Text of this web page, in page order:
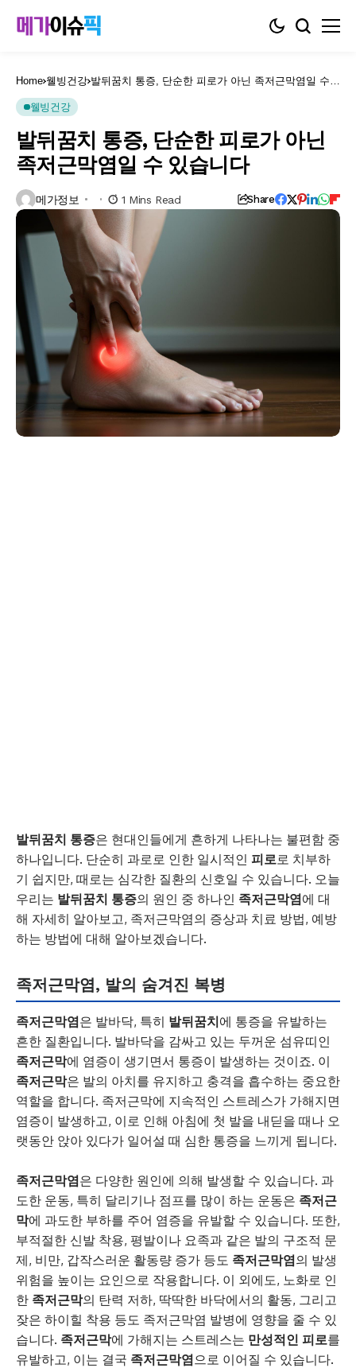
Home 웰빙건강 발뒤꿈치 통증, 단순한 피로가 아닌 족저근막염일 수
웰빙건강
발뒤꿈치 통증, 단순한 피로가 아닌
족저근막염일 수 있습니다
메가정보 1 Mins Read Share
발뒤꿈치 통증은 현대인들에게 흔하게 나타나는 불편함 중
하나입니다. 단순히 과로로 인한 일시적인 피로 로 치부하
기 쉽지만, 때로는 심각한 질환의 신호일 수 있습니다. 오늘
우리는 발뒤꿈치 통증의 원인 중 하나인 족저근막염에 대
해 자세히 알아보고, 족저근막염의 증상과 치료 방법, 예방
하는 방법에 대해 알아보겠습니다.
족저근막염, 발의 숨겨진 복병
족저근막염은 발바닥, 특히 발뒤꿈치에 통증을 유발하는
흔한 질환입니다. 발바닥을 감싸고 있는 두꺼운 섬유띠인
족저근막에 염증이 생기면서 통증이 발생하는 것이죠. 이
족저근막은 발의 아치를 유지하고 충격을 흡수하는 중요한
역할을 합니다. 족저근막에 지속적인 스트레스가 가해지면
염증이 발생하고, 이로 인해 아침에 첫 발을 내딛을 때나 오
랫동안 앉아 있다가 일어설 때 심한 통증을 느끼게 됩니다.
족저근막염은 다양한 원인에 의해 발생할 수 있습니다. 과
도한 운동, 특히 달리기나 점프를 많이 하는 운동은 족저근
막에 과도한 부하를 주어 염증을 유발할 수 있습니다. 또한,
부적절한 신발 착용, 평발이나 요족과 같은 발의 구조적 문
제, 비만, 갑작스러운 활동량 증가 등도 족저근막염의 발생
위험을 높이는 요인으로 작용합니다. 이 외에도, 노화로 인
한 족저근막의 탄력 저하, 딱딱한 바닥에서의 활동, 그리고
잦은 하이힐 착용 등도 족저근막염 발병에 영향을 줄 수 있
습니다. 족저근막에 가해지는 스트레스는 만성적인 피로를
유발하고, 이는 결국 족저근막염으로 이어질 수 있습니다.